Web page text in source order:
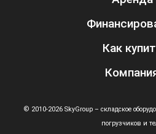
Как
© 2010-2026 SkyGroup – складское
погрузчиков и